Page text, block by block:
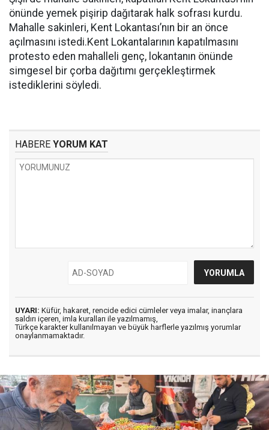
önünde yemek pişirip dağıtarak halk sofrası kurdu.
Mahalle sakinleri, Kent Lokantası’nın bir an önce
açılmasını istedi.Kent Lokantalarının kapatılmasını
protesto eden mahalleli genç, lokantanın önünde
simgesel bir çorba dağıtımı gerçekleştirmek
istediklerini söyledi.
HABERE YORUM KAT
UYARI: Küfür, hakaret, rencide edici cümleler veya imalar, inançlara
saldırı içeren, imla kuralları ile yazılmamış,
Türkçe karakter kullanılmayan ve büyük harflerle yazılmış yorumlar
onaylanmamaktadır.